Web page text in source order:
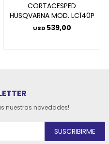
CORTACESPED
HUSQVARNA MOD. LC140P
USD 539,00
nuestras novedades!
SUSCRIBIRME